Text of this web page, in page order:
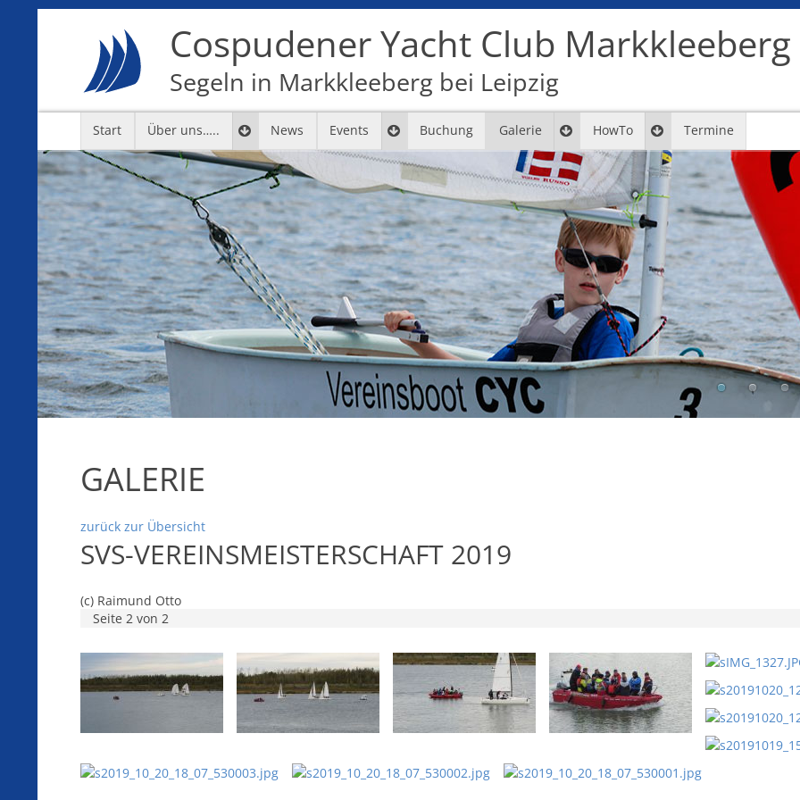
Cospudener Yacht Club Markkleeberg
Segeln in Markkleeberg bei Leipzig
Start Über uns….. News Events Buchung Galerie HowTo Termine
8 9 10 11
GALERIE
zurück zur Übersicht
SVS-VEREINSMEISTERSCHAFT 2019
(c) Raimund Otto
Seite 2 von 2